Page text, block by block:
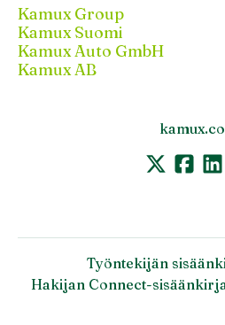
Kamux Group
Kamux Suomi
Kamux Auto GmbH
Kamux AB
Työntekijän
Hakijan Connect-